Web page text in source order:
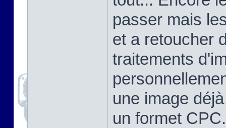
passer mais
et a retoucher
traitements
une image
un formet